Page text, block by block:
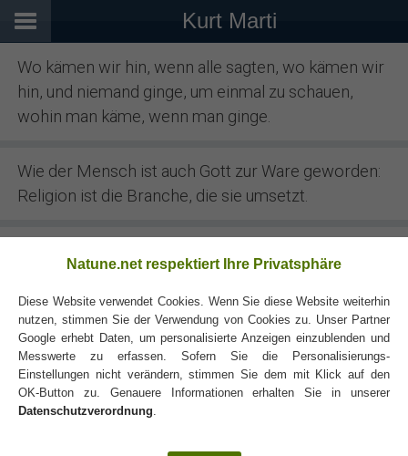
Kurt Marti
Wo kämen wir hin, wenn alle sagten, wo kämen wir
hin, und niemand ginge, um einmal zu schauen,
wohin man käme, wenn man ginge.
Wie der Mensch ist auch Gott zur Ware geworden:
Religion ist die Branche, die sie umsetzt.
Leute im Auto und meistens zu spät.
Natune.net respektiert Ihre Privatsphäre
Diese Website verwendet Cookies. Wenn Sie diese Website weiterhin
nutzen, stimmen Sie der Verwendung von Cookies zu. Unser Partner
Google erhebt Daten, um personalisierte Anzeigen einzublenden und
Messwerte zu erfassen. Sofern Sie die Personalisierungs-
Einstellungen nicht verändern, stimmen Sie dem mit Klick auf den
OK-Button zu. Genauere Informationen erhalten Sie in unserer
Datenschutzverordnung.